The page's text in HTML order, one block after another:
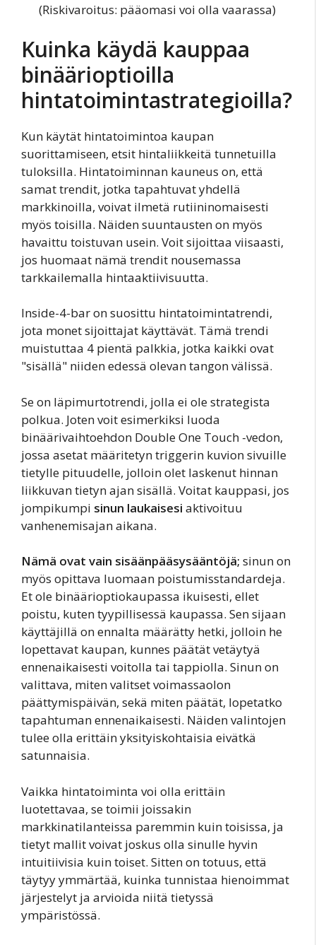
(Riskivaroitus: pääomasi voi olla vaarassa)
Kuinka käydä kauppaa
binäärioptioilla
hintatoimintastrategioilla?
Kun käytät hintatoimintoa kaupan
suorittamiseen, etsit hintaliikkeitä tunnetuilla
tuloksilla. Hintatoiminnan kauneus on, että
samat trendit, jotka tapahtuvat yhdellä
markkinoilla, voivat ilmetä rutiininomaisesti
myös toisilla. Näiden suuntausten on myös
havaittu toistuvan usein. Voit sijoittaa viisaasti,
jos huomaat nämä trendit nousemassa
tarkkailemalla hintaaktiivisuutta.
Inside-4-bar on suosittu hintatoimintatrendi,
jota monet sijoittajat käyttävät. Tämä trendi
muistuttaa 4 pientä palkkia, jotka kaikki ovat
"sisällä" niiden edessä olevan tangon välissä.
Se on läpimurtotrendi, jolla ei ole strategista
polkua. Joten voit esimerkiksi luoda
binäärivaihtoehdon Double One Touch -vedon,
jossa asetat määritetyn triggerin kuvion sivuille
tietylle pituudelle, jolloin olet laskenut hinnan
liikkuvan tietyn ajan sisällä. Voitat kauppasi, jos
jompikumpi sinun laukaisesi aktivoituu
vanhenemisajan aikana.
Nämä ovat vain sisäänpääsysääntöjä; sinun on
myös opittava luomaan poistumisstandardeja.
Et ole binäärioptiokaupassa ikuisesti, ellet
poistu, kuten tyypillisessä kaupassa. Sen sijaan
käyttäjillä on ennalta määrätty hetki, jolloin he
lopettavat kaupan, kunnes päätät vetäytyä
ennenaikaisesti voitolla tai tappiolla. Sinun on
valittava, miten valitset voimassaolon
päättymispäivän, sekä miten päätät, lopetatko
tapahtuman ennenaikaisesti. Näiden valintojen
tulee olla erittäin yksityiskohtaisia eivätkä
satunnaisia.
Vaikka hintatoiminta voi olla erittäin
luotettavaa, se toimii joissakin
markkinatilanteissa paremmin kuin toisissa, ja
tietyt mallit voivat joskus olla sinulle hyvin
intuitiivisia kuin toiset. Sitten on totuus, että
täytyy ymmärtää, kuinka tunnistaa hienoimmat
järjestelyt ja arvioida niitä tietyssä
ympäristössä.